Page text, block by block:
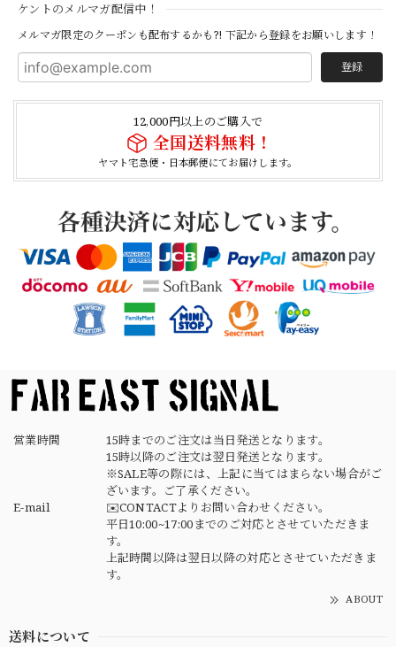
ケントのメルマガ配信中！
メルマガ限定のクーポンも配布するかも?! 下記から登録をお願いします！
登録
12,000円以上のご購入で
全国送料無料！
ヤマト宅急便・日本郵便にてお届けします。
2026/04/25
【Cooperstown Ball Cap】Made in USA Baseball Cap "1952 BIRMINGHAM BLACK BARONS" 新品 クーパーズタウンボールキャップ バーミングハムブラックバロンズ 6パネル
BLACK
2026/04/21
NAVY
2026/04/21
【USED】Canadian Army IECS Fleece Pants 実物 カナダ軍 フリースパンツ ユーズド
⑥サイズ
2026/04/17
営業時間
15時までのご注文は当日発送となります。
15時以降のご注文は翌日発送となります。
※SALE等の際には、上記に当てはまらない場合がご
ざいます。ご了承ください。
E-mail
✉️CONTACTよりお問い合わせください。
平日10:00~17:00までのご対応とさせていただきま
す。
上記時間以降は翌日以降の対応とさせていただきま
す。
ABOUT
送料について